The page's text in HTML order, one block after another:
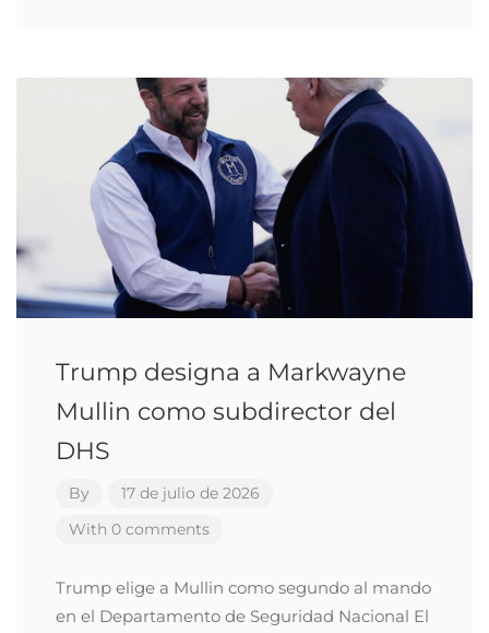
Trump designa a Markwayne
Mullin como subdirector del
DHS
By
17 de julio de 2026
With 0 comments
Trump elige a Mullin como segundo al mando
en el Departamento de Seguridad Nacional El